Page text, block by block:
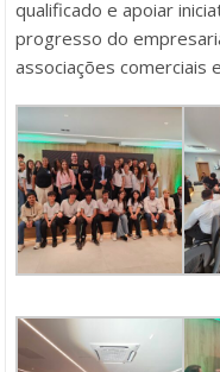
qualificado e apoiar
progresso do
associações comerciais